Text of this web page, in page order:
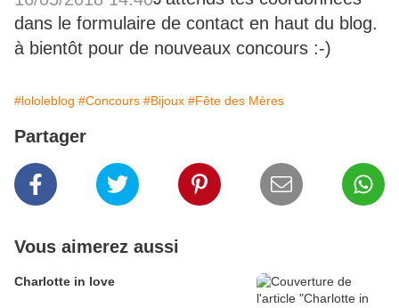
dans le formulaire de contact en haut du blog.
à bientôt pour de nouveaux concours :-)
#lololeblog #Concours #Bijoux #Fête des Mères
Partager
Vous aimerez aussi
Charlotte in love